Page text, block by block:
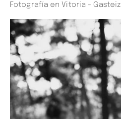
Fotografía en Vitoria - Gasteiz